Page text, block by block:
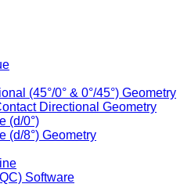
(45°/0° & 0°/45°) Geometry
Directional Geometry
(d/0°)
(d/8°) Geometry
Software